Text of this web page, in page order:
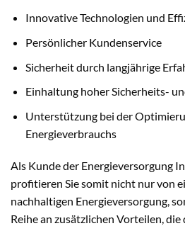
Innovative Technologien und
Persönlicher Kundenservice
Sicherheit durch langjährige
Einhaltung hoher Sicherheits-
Unterstützung bei der
Energieverbrauchs
Als Kunde der Energieversorgung
profitieren Sie somit nicht nur von
nachhaltigen Energieversorgung,
Reihe an zusätzlichen Vorteilen,